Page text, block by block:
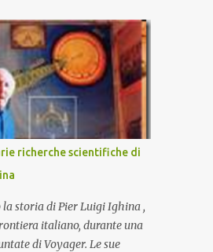
danno adito ad
fantasiose. Certo è che la
sull'origine e l'evoluzione
accreditata, il Big-Bang e
ha dei paradossi e
sormontabili che
pensare che con il
un giorno chiarirne
evoluzione. Una volta
e il meccanismo di
primordiale
richerche scientifiche di
la storia di Pier Luigi Ighina ,
italiano, durante una
di Voyager. Le sue